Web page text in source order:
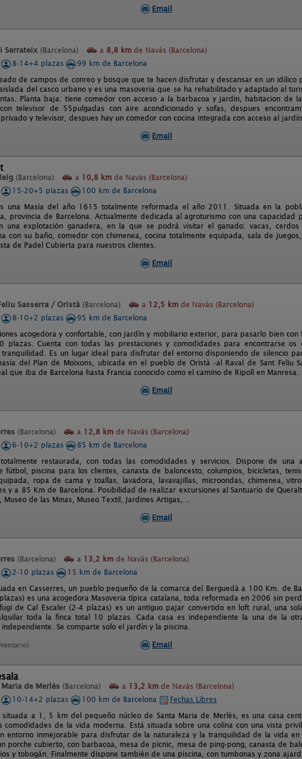
Email
Serrateix (Barcelona) a 8,8 km de Navàs (Barcelona)
8-14+4 plazas
99 km de Barcelona
de campos de conreo y bosque que te hacen disfrutar y descansar en un idilico
del casco urbano y es una masoveria que se ha rehabilitado y adaptado al
Planta baja: tiene comedor con acceso a la barbacoa y jardin, habitacion de
televisor de 55pulgadas con aire acondicionado y sofas, despues
y televisor, despues hay un comedor con cocina integrada con acceso al
Email
(Barcelona) a 10,8 km de Navàs (Barcelona)
15-20+5 plazas
100 km de Barcelona
una Masía del año 1615 totalmente reformada el año 2011. Situada en la
provincia de Barcelona. Actualmente dedicada al agroturismo con una capacidad
una explotación ganadera, en la que se podrá visitar el ganado: vacas,
con su baño, comedor con chimenea, cocina totalmente equipada, sala de
de Padel Cubierta para nuestros clientes.
Email
Sasserra / Oristà (Barcelona) a 12,5 km de Navàs (Barcelona)
8-10+2 plazas
95 km de Barcelona
acogedora y confortable, con jardín y mobiliario exterior, para pasarlo bien con
Cuenta con todas las prestaciones y comodidades para encontrarse os
Es un lugar ideal para disfrutar del entorno disponiendo de silencio
del Plan de Moixons, ubicada en el pueblo de Oristà -al Raval de Sant Feliu
que iba de Barcelona hasta Francia conocido como el camino de Ripoll en Manresa.
Email
(Barcelona) a 12,8 km de Navàs (Barcelona)
6-10+2 plazas
85 km de Barcelona
restaurada, con todas las comodidades y servicios. Dispone de
fútbol, piscina para los clientes, canasta de baloncesto, columpios, bicicletas,
ropa de cama y toallas, lavadora, lavavajillas, microondas, chimenea,
y a 85 Km de Barcelona. Posibilidad de realizar excursiones al Santuario de
Museo de las Minas, Museo Textil, Jardines Artigas,...
Email
(Barcelona) a 13,2 km de Navàs (Barcelona)
2-10 plazas
15 km de Barcelona
en Casserres, un pueblo pequeño de la comarca del Berguedà a 100 Km. de
es una acogedora Masoveria típica catalana, toda reformada en 2006 sin
de Cal Escaler (2-4 plazas) es un antiguo pajar convertido en loft rural, una
toda la finca total 10 plazas. Cada casa es independiente la una de la
Se comparte solo el jardín y la piscina.
Email
de Merlès (Barcelona) a 13,2 km de Navàs (Barcelona)
10-14+2 plazas 100 km de Barcelona
Fechas Libres
situada a 1, 5 km del pequeño núcleo de Santa Maria de Merlès, es una casa
comodidades de la vida moderna. Está situada sobre una colina con una vista
entorno inmejorable para disfrutar de la naturaleza y la tranquilidad de la vida
porche cubierto, con barbacoa, mesa de picnic, mesa de ping-pong, canasta de
y tobogán. Finalmente dispone también de una piscina, con tumbonas y zona